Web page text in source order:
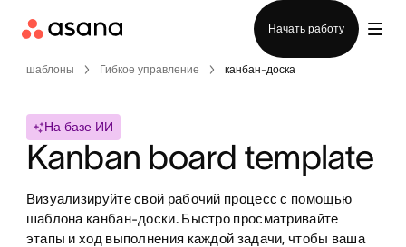
Начать работу
шаблоны Гибкое управление канбан-доска
На базе ИИ
Kanban board template
Визуализируйте свой рабочий процесс с помощью
шаблона канбан-доски. Быстро просматривайте
этапы и ход выполнения каждой задачи, чтобы ваша